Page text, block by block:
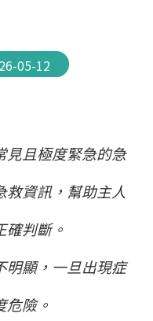
05-12
見且極度緊急的急
資訊，幫助主人
確判斷。
明顯，一旦出現症
危險。